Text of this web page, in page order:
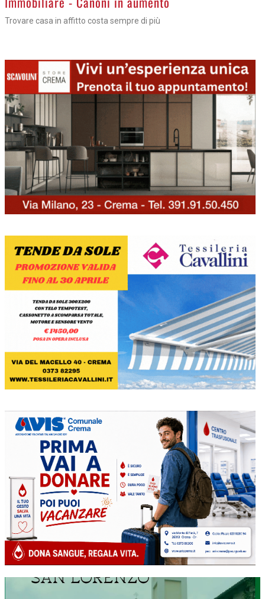
Trovare casa in affitto costa sempre di più